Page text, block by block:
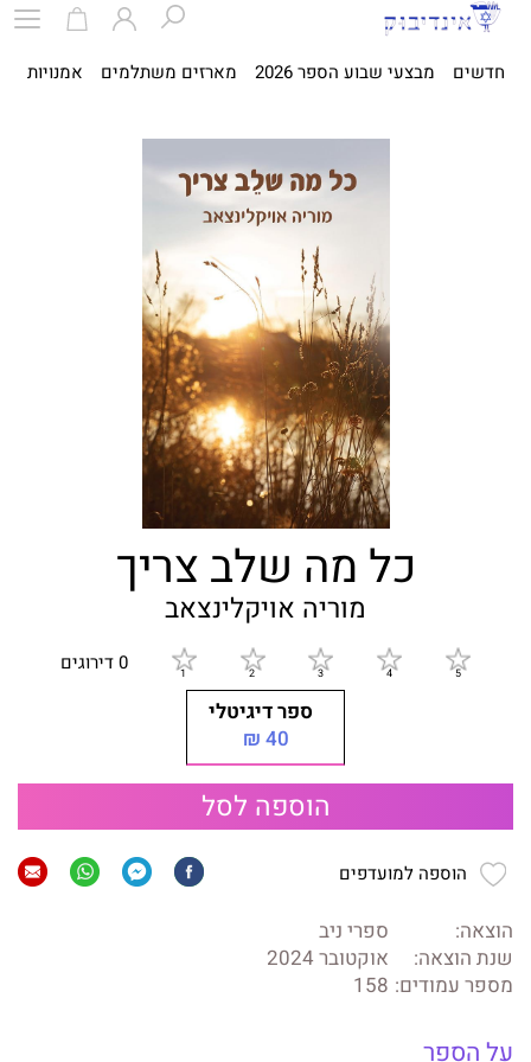
חדשים מבצעי שבוע הספר 2026 מארזים משתלמים אמנויות
כל מה שלב צריך
מוריה אויקלינצאב
0 דירוגים
ספר דיגיטלי
40 ₪
הוספה לסל
הוספה למועדפים
הוצאה:
ספרי ניב
שנת הוצאה:
אוקטובר 2024
מספר עמודים: 158
על הספר